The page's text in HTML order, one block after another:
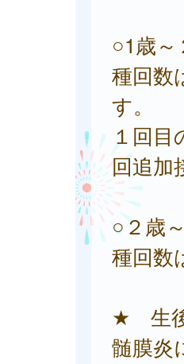
○1歳
種回数
す。
１回
回追加
○２歳
種回数
★ 生後
髄膜炎